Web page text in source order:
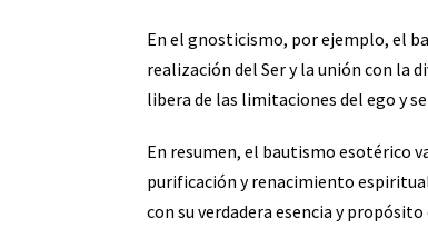
En el gnosticismo, por ejemplo, el
realización del Ser y la unión con la
libera de las limitaciones del ego y
En resumen, el bautismo esotérico
purificación y renacimiento
con su verdadera esencia y propósito